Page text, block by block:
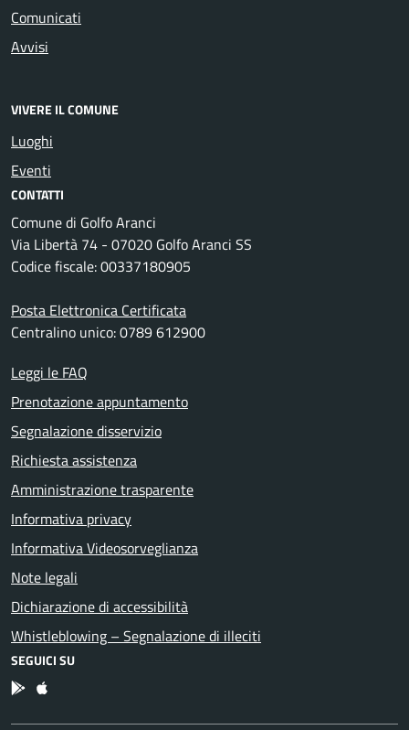
Comunicati
Avvisi
VIVERE IL COMUNE
Luoghi
Eventi
CONTATTI
Comune di Golfo Aranci
Via Libertà 74 - 07020 Golfo Aranci SS
Codice fiscale: 00337180905
Posta Elettronica Certificata
Centralino unico: 0789 612900
Leggi le FAQ
Prenotazione appuntamento
Segnalazione disservizio
Richiesta assistenza
Amministrazione trasparente
Informativa privacy
Informativa Videosorveglianza
Note legali
Dichiarazione di accessibilità
Whistleblowing – Segnalazione di illeciti
SEGUICI SU
App Android
App IOS